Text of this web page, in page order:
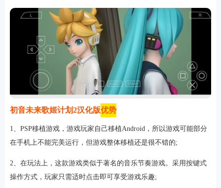
初音未来歌姬计划2汉化版优势
1、PSP移植游戏，游戏玩家自己移植Android，所以游戏可能部分
在手机上不能完美运行，但游戏整体移植还是很不错的;
2、在玩法上，这款游戏类似于著名的音乐节奏游戏。采用按键式
操作方式，玩家只需适时点击即可享受游戏乐趣;